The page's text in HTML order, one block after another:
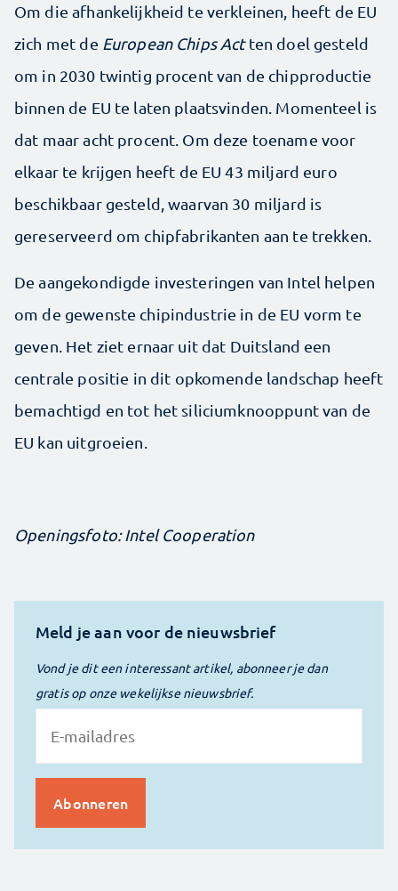
Om die afhankelijkheid te verkleinen, heeft de EU
zich met de European Chips Actten doel gesteld
om in 2030 twintig procent van de chipproductie
binnen de EU te laten plaatsvinden. Momenteel is
dat maar acht procent. Om deze toename voor
elkaar te krijgen heeft de EU 43 miljard euro
beschikbaar gesteld, waarvan 30 miljard is
gereserveerd om chipfabrikanten aan te trekken.
De aangekondigde investeringen van Intel helpen
om de gewenste chipindustrie in de EU vorm te
geven. Het ziet ernaar uit dat Duitsland een
centrale positie in dit opkomende landschap heeft
bemachtigd en tot het siliciumknooppunt van de
EU kan uitgroeien.
Openingsfoto: Intel Cooperation
Meld je aan voor de nieuwsbrief
Vond je dit een interessant artikel, abonneer je dan
gratis op onze wekelijkse nieuwsbrief.